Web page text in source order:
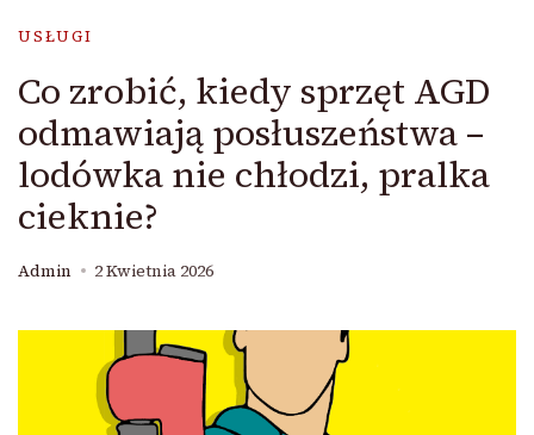
USŁUGI
Co zrobić, kiedy sprzęt AGD
odmawiają posłuszeństwa –
lodówka nie chłodzi, pralka
cieknie?
Admin 2 Kwietnia 2026